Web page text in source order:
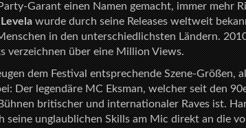
Garant einen Namen gemacht, immer mehr
wurde durch seine Releases weltweit
in den unterschiedlichsten Ländern.
verzeichnen über eine Million Views.
dem Festival entsprechende Szene-Größen,
Der legendäre MC Eksman, welcher seit den
britischer und internationaler Raves ist.
seine unglaublichen Skills am Mic direkt an die